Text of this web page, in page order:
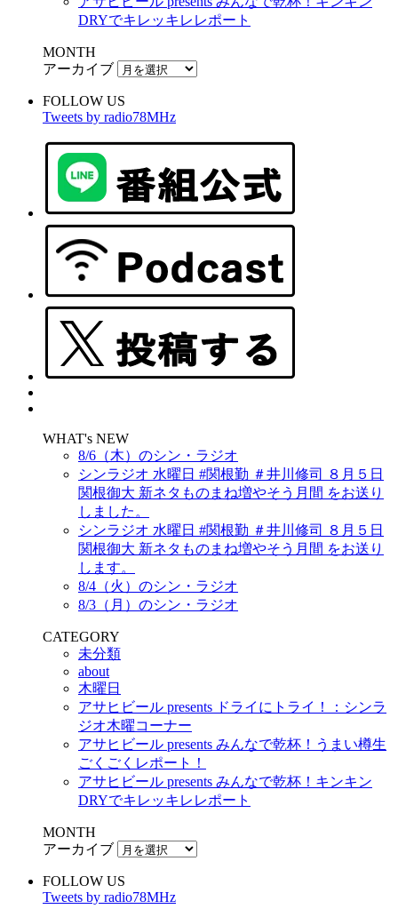
DRYでキレッキレレポート
MONTH
アーカイブ
FOLLOW US
Tweets by radio78MHz
WHAT's NEW
8/6（木）のシン・ラジオ
シンラジオ 水曜日 #関根勤 ＃井川修司 ８月５日
関根御大 新ネタものまね増やそう月間 をお送り
しました。
シンラジオ 水曜日 #関根勤 ＃井川修司 ８月５日
関根御大 新ネタものまね増やそう月間 をお送り
します。
8/4（火）のシン・ラジオ
8/3（月）のシン・ラジオ
CATEGORY
未分類
about
木曜日
アサヒビール presents ドライにトライ！：シンラ
ジオ木曜コーナー
アサヒビール presents みんなで乾杯！うまい樽生
ごくごくレポート！
アサヒビール presents みんなで乾杯！キンキン
DRYでキレッキレレポート
MONTH
アーカイブ
FOLLOW US
Tweets by radio78MHz